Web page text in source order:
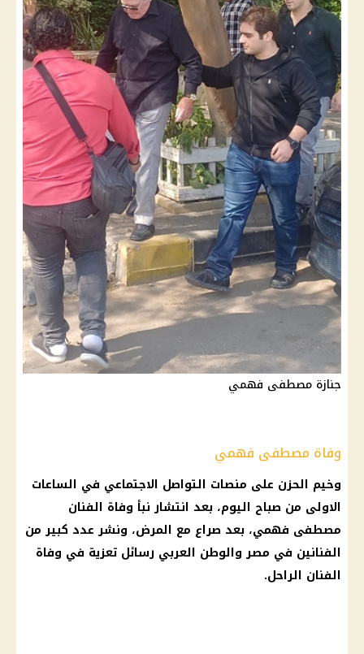
جنازة مصطفى فهمي
وفاة مصطفى فهمي
وخيم الحزن على منصات التواصل الاجتماعي في الساعات
الاولى من صباح اليوم، بعد انتشار نبأ وفاة الفنان
مصطفى فهمي، بعد صراع مع المرض، ونشر عدد كبير من
الفنانين في مصر والوطن العربي رسائل تعزية في وفاة
الفنان الراحل.